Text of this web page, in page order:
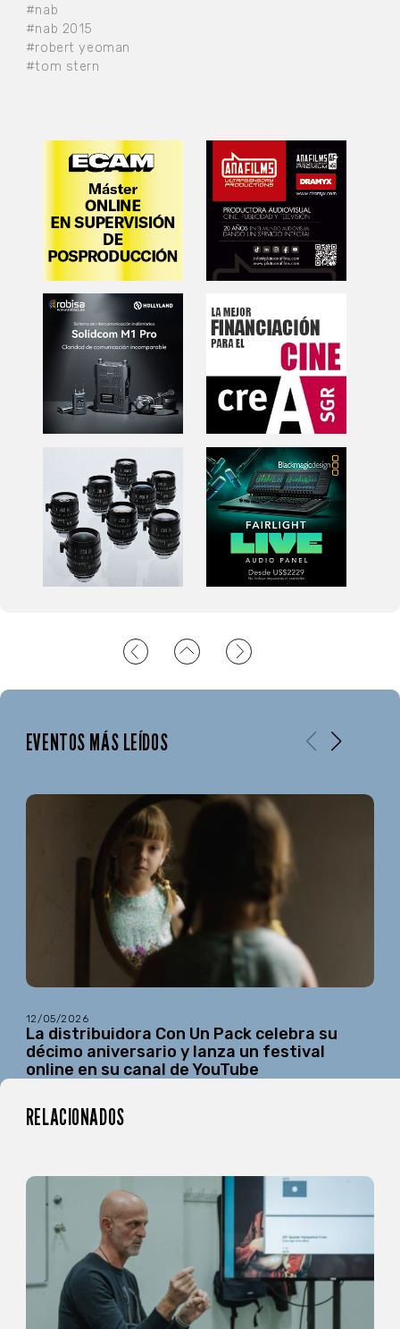
#nab
#nab 2015
#robert yeoman
#tom stern
EVENTOS MÁS LEÍDOS
12/05/2026
La distribuidora Con Un Pack celebra su
décimo aniversario y lanza un festival
online en su canal de YouTube
RELACIONADOS